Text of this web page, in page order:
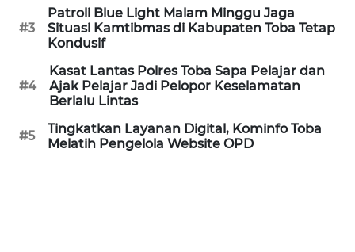
#3
Patroli Blue Light Malam Minggu Jaga
Situasi Kamtibmas di Kabupaten Toba Tetap
Kondusif
#4
Kasat Lantas Polres Toba Sapa Pelajar dan
Ajak Pelajar Jadi Pelopor Keselamatan
Berlalu Lintas
#5
Tingkatkan Layanan Digital, Kominfo Toba
Melatih Pengelola Website OPD
BINTAN
WN
MANDALIKA
WN
LIKUPANG